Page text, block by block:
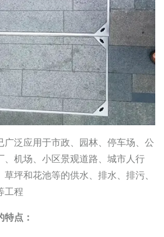
广泛应用于市政、园林、停车场、公
、机场、小区景观道路、城市人行
坪和花池等的供水、排水、排污、
工程
特点：